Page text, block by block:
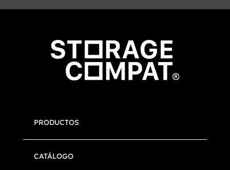
PRODUCTOS
CATÁLOGO